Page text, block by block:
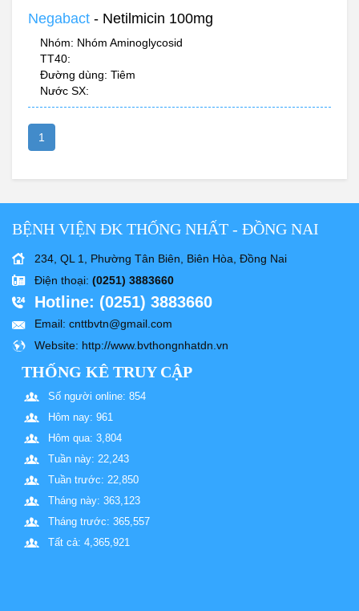
Negabact - Netilmicin 100mg
Nhóm: Nhóm Aminoglycosid
TT40:
Đường dùng: Tiêm
Nước SX:
1
BỆNH VIỆN ĐK THỐNG NHẤT - ĐỒNG NAI
234, QL 1, Phường Tân Biên, Biên Hòa, Đồng Nai
Điện thoại: (0251) 3883660
Hotline: (0251) 3883660
Email: cnttbvtn@gmail.com
Website: http://www.bvthongnhatdn.vn
THỐNG KÊ TRUY CẬP
Số người online: 854
Hôm nay: 961
Hôm qua: 3,804
Tuần này: 22,243
Tuần trước: 22,850
Tháng này: 363,123
Tháng trước: 365,557
Tất cả: 4,365,921